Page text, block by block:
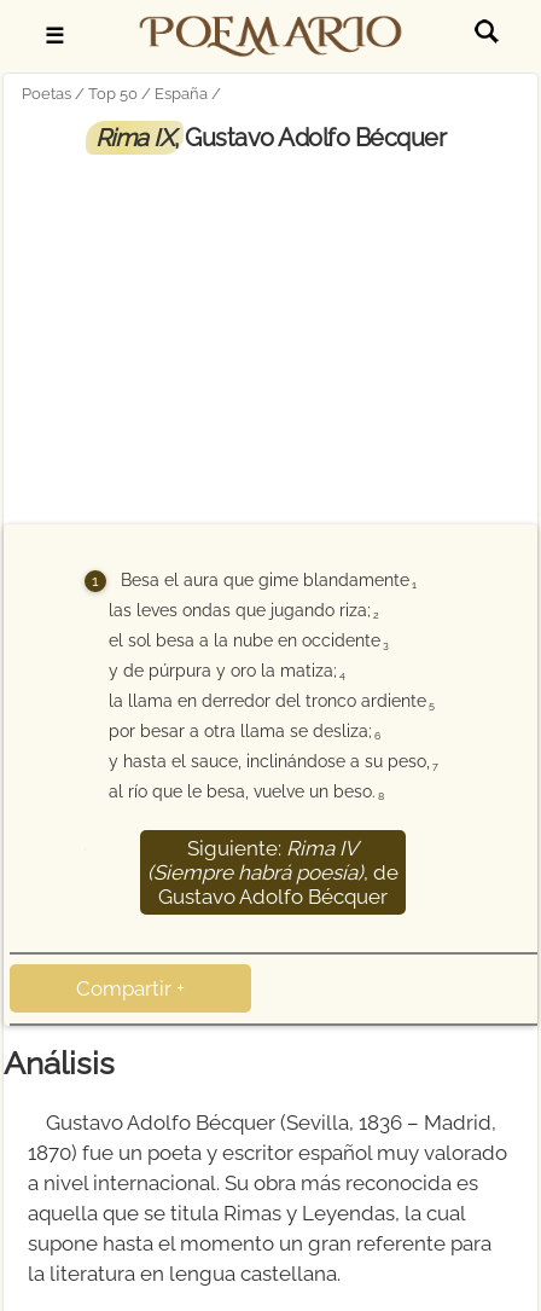
☰
Poetas Top 50 España
Rima IX, Gustavo Adolfo Bécquer
Besa el aura que gime blandamente 1
las leves ondas que jugando riza; 2
el sol besa a la nube en occidente 3
y de púrpura y oro la matiza; 4
la llama en derredor del tronco ardiente 5
por besar a otra llama se desliza; 6
y hasta el sauce, inclinándose a su peso, 7
al río que le besa, vuelve un beso. 8
Siguiente: Rima IV
(Siempre habrá poesía), de
Gustavo Adolfo Bécquer
Compartir +
Análisis
Gustavo Adolfo Bécquer (Sevilla, 1836 – Madrid,
1870) fue un poeta y escritor español muy valorado
a nivel internacional. Su obra más reconocida es
aquella que se titula Rimas y Leyendas, la cual
supone hasta el momento un gran referente para
la literatura en lengua castellana.